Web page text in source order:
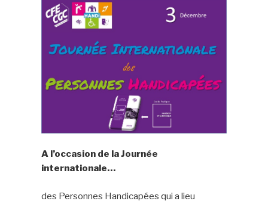
A l’occasion de la Journée
internationale…
des Personnes Handicapées qui a lieu